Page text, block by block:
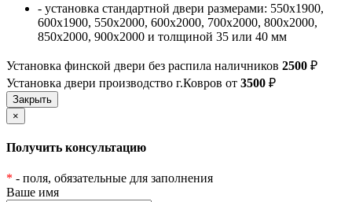
- установка стандартной двери размерами: 550х1900,
600х1900, 550х2000, 600х2000, 700х2000, 800х2000,
850х2000, 900х2000 и толщиной 35 или 40 мм
Установка финской двери без распила наличников 2500 ₽
Установка двери производство г.Ковров от 3500 ₽
×
Получить консультацию
* - поля, обязательные для заполнения
Ваше имя